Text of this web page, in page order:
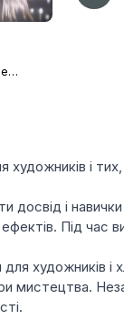
художників і
досвід і
Під час
мистецтва.